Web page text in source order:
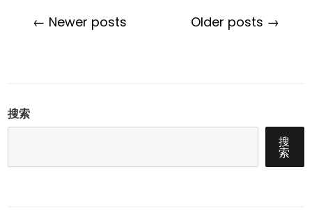
← Newer posts Older posts →
搜索
搜
索